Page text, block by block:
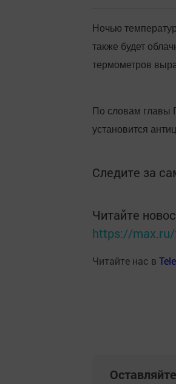
Ночью
также будет
термометров
По словам главы
установится
Следите за
Читайте
https://
Читайте нас в